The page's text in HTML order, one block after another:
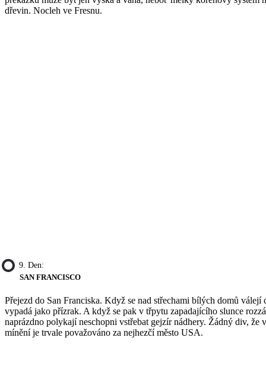
dřevin. Nocleh ve Fresnu.
9. Den:
SAN FRANCISCO
Přejezd do San Franciska. Když se nad střechami bílých domů
vypadá jako přízrak. A když se pak v třpytu zapadajícího slunce
naprázdno polykají neschopni vstřebat gejzír nádhery. Žádný div, že
mínění je trvale považováno za nejhezčí město USA.